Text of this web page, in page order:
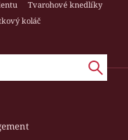
Tvarohové knedlíky
koláč